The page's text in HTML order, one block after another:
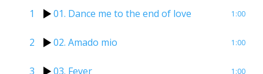
1 01. Dance me to the end of love 1:00
2 02. Amado mio 1:00
3 03. Fever 1:00